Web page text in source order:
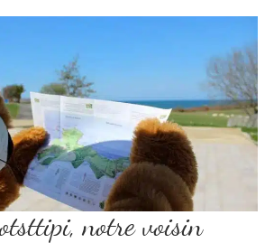
notre voisin